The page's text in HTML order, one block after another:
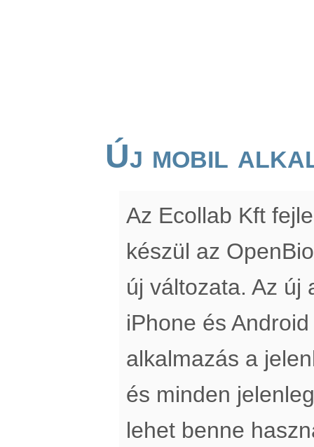
Új mobil
Az Ecollab Kft
készül az
új változata. Az új
iPhone és
alkalmazás a
és minden
lehet benne